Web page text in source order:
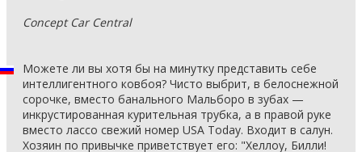
Concept Car Central
Можете ли вы хотя бы на минутку представить себе
интеллигентного ковбоя? Чисто выбрит, в белоснежной
сорочке, вместо банального Мальборо в зубах —
инкрустированная курительная трубка, а в правой руке
вместо лассо свежий номер USA Today. Входит в салун.
Хозяин по привычке приветствует его: "Хеллоу, Билли!